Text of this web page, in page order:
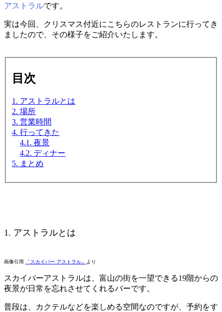
アストラルです。
実は今回、クリスマス付近にこちらのレストランに行ってき
ましたので、その様子をご紹介いたします。
目次
1. アストラルとは
2. 場所
3. 営業時間
4. 行ってきた
4.1. 夜景
4.2. ディナー
5. まとめ
1. アストラルとは
画像引用 「スカイバー アストラル」 より
スカイバーアストラルは、富山の街を一望できる19階からの
夜景が日常を忘れさせてくれるバーです。
普段は、カクテルなどを楽しめる空間なのですが、予約をす